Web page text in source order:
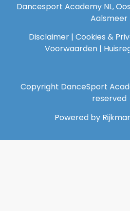
Dancesport Academy NL,
Aalsmeer
Disclaimer | Cookies &
Voorwaarden |
Copyright DanceSport
reserved
Powered by